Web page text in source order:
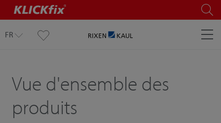
FR
Vue d'ensemble des
produits